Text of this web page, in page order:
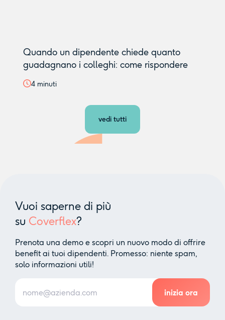
Quando un dipendente chiede quanto
guadagnano i colleghi: come rispondere
4minuti
vedi tutti
Vuoi saperne di più
su Coverflex?
Prenota una demo e scopri un nuovo modo di offrire
benefit ai tuoi dipendenti. Promesso: niente spam,
solo informazioni utili!